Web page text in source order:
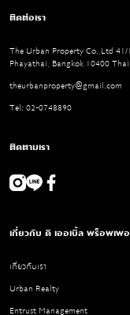
ติดต่อเรา
The Urban Property Co.,Ltd
Phayathai, Bangkok 10400
theurbanproperty@gmail.com
Tel: 02-0748890
ติดตามเรา
เกี่ยวกับ ดิ เออเบิ้ล พร็อพเพ
เกี่ยวกับเรา
Urban Realty
Entrust Management